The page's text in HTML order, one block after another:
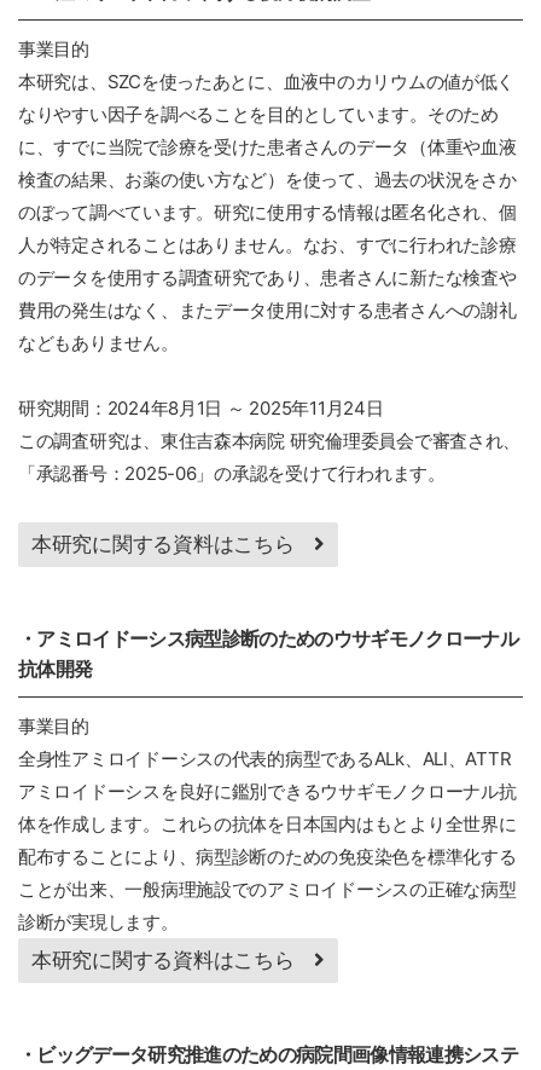
事業目的
本研究は、SZCを使ったあとに、血液中のカリウムの値が低く
なりやすい因子を調べることを目的としています。そのため
に、すでに当院で診療を受けた患者さんのデータ（体重や血液
検査の結果、お薬の使い方など）を使って、過去の状況をさか
のぼって調べています。研究に使用する情報は匿名化され、個
人が特定されることはありません。なお、すでに行われた診療
のデータを使用する調査研究であり、患者さんに新たな検査や
費用の発生はなく、またデータ使用に対する患者さんへの謝礼
などもありません。
研究期間：2024年8月1日 ～ 2025年11月24日
この調査研究は、東住吉森本病院 研究倫理委員会で審査され、
「承認番号：2025-06」の承認を受けて行われます。
本研究に関する資料はこちら
・アミロイドーシス病型診断のためのウサギモノクローナル
抗体開発
事業目的
全身性アミロイドーシスの代表的病型であるALk、ALl、ATTR
アミロイドーシスを良好に鑑別できるウサギモノクローナル抗
体を作成します。これらの抗体を日本国内はもとより全世界に
配布することにより、病型診断のための免疫染色を標準化する
ことが出来、一般病理施設でのアミロイドーシスの正確な病型
診断が実現します。
本研究に関する資料はこちら
・ビッグデータ研究推進のための病院間画像情報連携システ